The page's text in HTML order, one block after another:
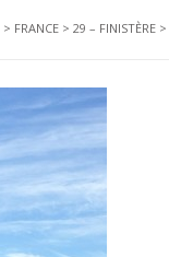
> FRANCE > 29 – FINISTÈRE >